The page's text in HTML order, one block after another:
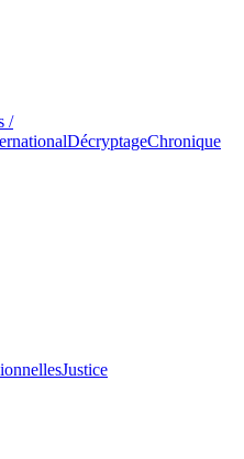
/
DécryptageChronique
Justice